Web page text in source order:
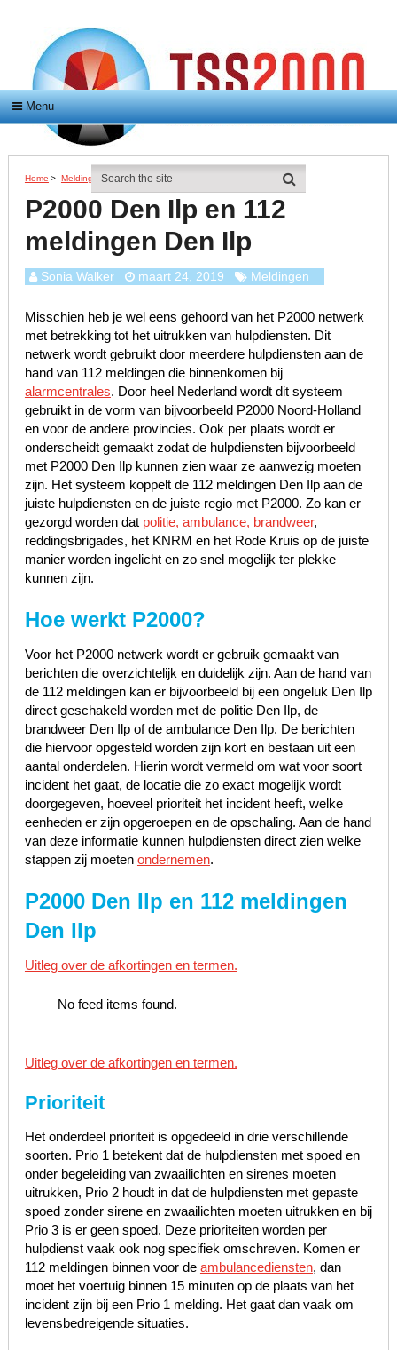
Menu
Home > Meldingen > P2000 Den Ilp En 112 Meldingen Den Ilp
P2000 Den Ilp en 112
meldingen Den Ilp
Sonia Walker maart 24, 2019 Meldingen
Misschien heb je wel eens gehoord van het P2000 netwerk
met betrekking tot het uitrukken van hulpdiensten. Dit
netwerk wordt gebruikt door meerdere hulpdiensten aan de
hand van 112 meldingen die binnenkomen bij
alarmcentrales. Door heel Nederland wordt dit systeem
gebruikt in de vorm van bijvoorbeeld P2000 Noord-Holland
en voor de andere provincies. Ook per plaats wordt er
onderscheidt gemaakt zodat de hulpdiensten bijvoorbeeld
met P2000 Den Ilp kunnen zien waar ze aanwezig moeten
zijn. Het systeem koppelt de 112 meldingen Den Ilp aan de
juiste hulpdiensten en de juiste regio met P2000. Zo kan er
gezorgd worden dat politie, ambulance, brandweer,
reddingsbrigades, het KNRM en het Rode Kruis op de juiste
manier worden ingelicht en zo snel mogelijk ter plekke
kunnen zijn.
Hoe werkt P2000?
Voor het P2000 netwerk wordt er gebruik gemaakt van
berichten die overzichtelijk en duidelijk zijn. Aan de hand van
de 112 meldingen kan er bijvoorbeeld bij een ongeluk Den Ilp
direct geschakeld worden met de politie Den Ilp, de
brandweer Den Ilp of de ambulance Den Ilp. De berichten
die hiervoor opgesteld worden zijn kort en bestaan uit een
aantal onderdelen. Hierin wordt vermeld om wat voor soort
incident het gaat, de locatie die zo exact mogelijk wordt
doorgegeven, hoeveel prioriteit het incident heeft, welke
eenheden er zijn opgeroepen en de opschaling. Aan de hand
van deze informatie kunnen hulpdiensten direct zien welke
stappen zij moeten ondernemen.
P2000 Den Ilp en 112 meldingen
Den Ilp
Uitleg over de afkortingen en termen.
No feed items found.
Uitleg over de afkortingen en termen.
Prioriteit
Het onderdeel prioriteit is opgedeeld in drie verschillende
soorten. Prio 1 betekent dat de hulpdiensten met spoed en
onder begeleiding van zwaailichten en sirenes moeten
uitrukken, Prio 2 houdt in dat de hulpdiensten met gepaste
spoed zonder sirene en zwaailichten moeten uitrukken en bij
Prio 3 is er geen spoed. Deze prioriteiten worden per
hulpdienst vaak ook nog specifiek omschreven. Komen er
112 meldingen binnen voor de ambulancediensten, dan
moet het voertuig binnen 15 minuten op de plaats van het
incident zijn bij een Prio 1 melding. Het gaat dan vaak om
levensbedreigende situaties.